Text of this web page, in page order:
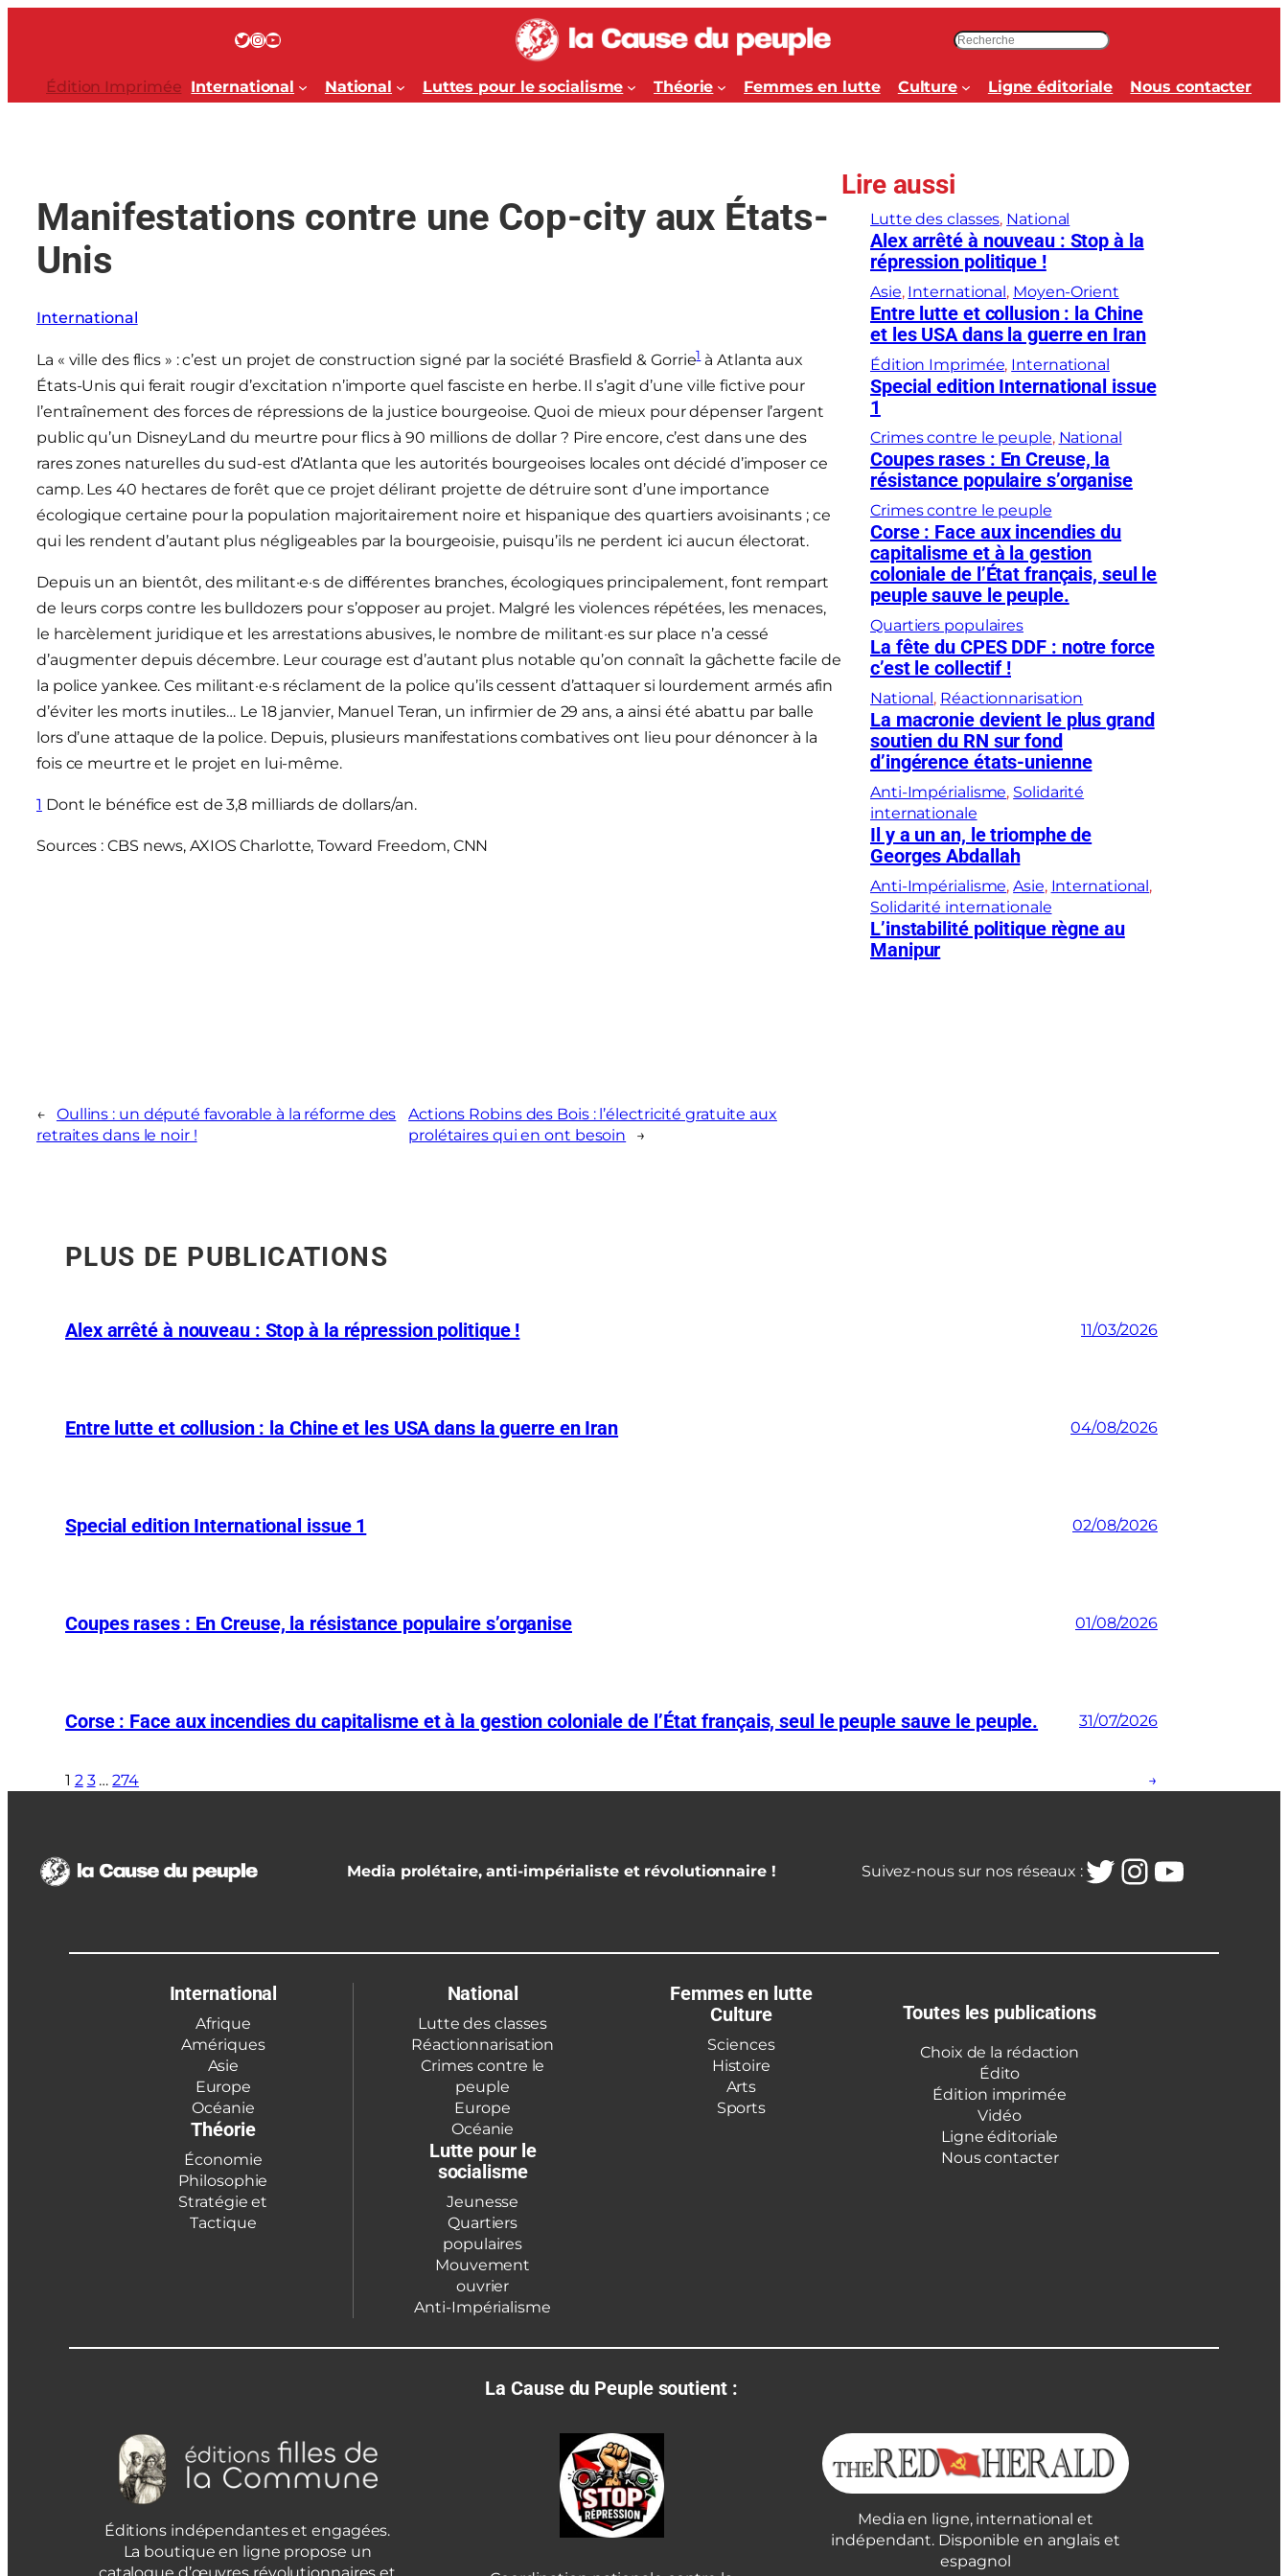
Twitter InstagramYouTube
c
h
h
r
Édition Imprimée International National Luttes pour le socialisme Théorie Femmes en lutte Culture Ligne éditoriale Nous contacter
Manifestations contre une Cop-city aux États-
Unis
International
La « ville des flics » : c’est un projet de construction signé par la société Brasfield & Gorrie1à Atlanta aux
États-Unis qui ferait rougir d’excitation n’importe quel fasciste en herbe. Il s’agit d’une ville fictive pour
l’entraînement des forces de répressions de la justice bourgeoise. Quoi de mieux pour dépenser l’argent
public qu’un DisneyLand du meurtre pour flics à 90 millions de dollar ? Pire encore, c’est dans une des
rares zones naturelles du sud-est d’Atlanta que les autorités bourgeoises locales ont décidé d’imposer ce
camp. Les 40 hectares de forêt que ce projet délirant projette de détruire sont d’une importance
écologique certaine pour la population majoritairement noire et hispanique des quartiers avoisinants ; ce
qui les rendent d’autant plus négligeables par la bourgeoisie, puisqu’ils ne perdent ici aucun électorat.
Depuis un an bientôt, des militant·e·s de différentes branches, écologiques principalement, font rempart
de leurs corps contre les bulldozers pour s’opposer au projet. Malgré les violences répétées, les menaces,
le harcèlement juridique et les arrestations abusives, le nombre de militant·es sur place n’a cessé
d’augmenter depuis décembre. Leur courage est d’autant plus notable qu’on connaît la gâchette facile de
la police yankee. Ces militant·e·s réclament de la police qu’ils cessent d’attaquer si lourdement armés afin
d’éviter les morts inutiles… Le 18 janvier, Manuel Teran, un infirmier de 29 ans, a ainsi été abattu par balle
lors d’une attaque de la police. Depuis, plusieurs manifestations combatives ont lieu pour dénoncer à la
fois ce meurtre et le projet en lui-même.
1 Dont le bénéfice est de 3,8 milliards de dollars/an.
Sources : CBS news, AXIOS Charlotte, Toward Freedom, CNN
←
Oullins : un député favorable à la réforme des
retraites dans le noir !
Actions Robins des Bois : l’électricité gratuite aux
prolétaires qui en ont besoin
→
Lire aussi
Lutte des classes, National
Alex arrêté à nouveau : Stop à la
répression politique !
Asie, International, Moyen-Orient
Entre lutte et collusion : la Chine
et les USA dans la guerre en Iran
Édition Imprimée, International
Special edition International issue
1
Crimes contre le peuple, National
Coupes rases : En Creuse, la
résistance populaire s’organise
Crimes contre le peuple
Corse : Face aux incendies du
capitalisme et à la gestion
coloniale de l’État français, seul le
peuple sauve le peuple.
Quartiers populaires
La fête du CPES DDF : notre force
c’est le collectif !
National, Réactionnarisation
La macronie devient le plus grand
soutien du RN sur fond
d’ingérence états-unienne
Anti-Impérialisme, Solidarité
internationale
Il y a un an, le triomphe de
Georges Abdallah
Anti-Impérialisme, Asie, International
Solidarité internationale
L’instabilité politique règne au
Manipur
PLUS DE PUBLICATIONS
Alex arrêté à nouveau : Stop à la répression politique ! 11/03/2026
Entre lutte et collusion : la Chine et les USA dans la guerre en Iran 04/08/2026
Special edition International issue 1 02/08/2026
Coupes rases : En Creuse, la résistance populaire s’organise 01/08/2026
Corse : Face aux incendies du capitalisme et à la gestion coloniale de l’État français, seul le peuple sauve le peuple. 31/07/2026
1 2 3 … 274 →
Media prolétaire, anti-impérialiste et révolutionnaire ! Suivez-nous sur nos réseaux :Twitter
International
Afrique
Amériques
Asie
Europe
Océanie
Théorie
Économie
Philosophie
Stratégie et
Tactique
National
Lutte des classes
Réactionnarisation
Crimes contre le
peuple
Europe
Océanie
Lutte pour le
socialisme
Jeunesse
Quartiers
populaires
Mouvement
ouvrier
Anti-Impérialisme
Femmes en lutte
Culture
Sciences
Histoire
Arts
Sports
Toutes les publications
Choix de la rédaction
Édito
Édition imprimée
Vidéo
Ligne éditoriale
Nous contacter
La Cause du Peuple soutient :
Éditions indépendantes et engagées.
La boutique en ligne propose un
Media en ligne, international et
indépendant. Disponible en anglais et
espagnol